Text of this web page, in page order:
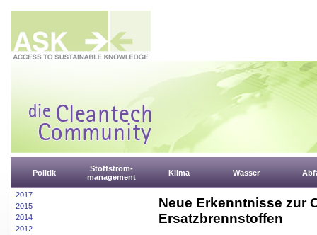
Politik
Stoffstrom-
management
Klima Wasser
2017
2015
2014
2012
Neue Erkenntnisse zur
Ersatzbrennstoffen